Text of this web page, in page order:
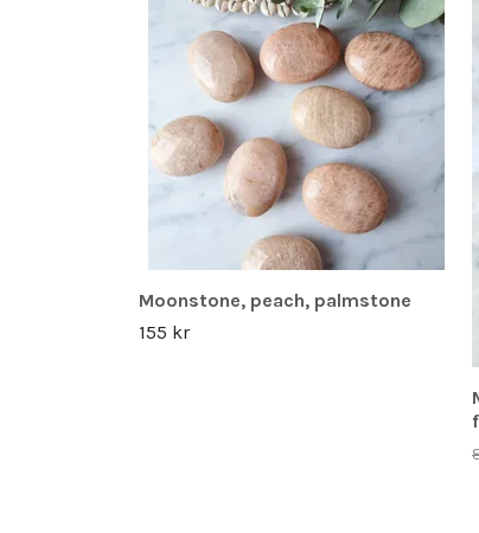
Moonstone, peach, palmstone
155 kr